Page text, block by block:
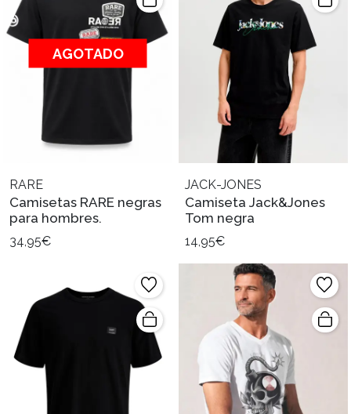
AGOTADO
RARE
Camisetas RARE negras
para hombres.
34,95€
JACK-JONES
Camiseta Jack&Jones
Tom negra
14,95€